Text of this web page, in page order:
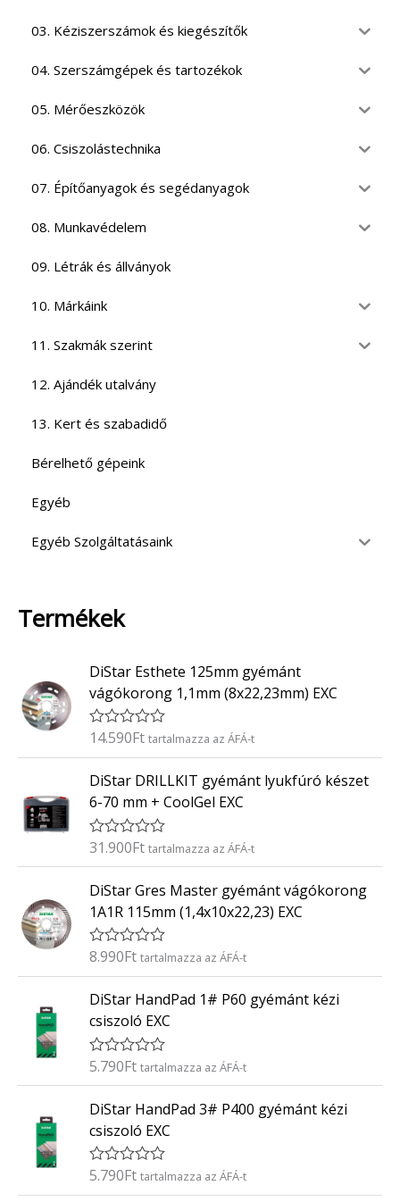
03. Kéziszerszámok és kiegészítők
04. Szerszámgépek és tartozékok
05. Mérőeszközök
06. Csiszolástechnika
07. Építőanyagok és segédanyagok
08. Munkavédelem
09. Létrák és állványok
10. Márkáink
11. Szakmák szerint
12. Ajándék utalvány
13. Kert és szabadidő
Bérelhető gépeink
Egyéb
Egyéb Szolgáltatásaink
Termékek
DiStar Esthete 125mm gyémánt
vágókorong 1,1mm (8x22,23mm) EXC
É
é
k
e
l
é
s
:
/
5
14.590Ft tartalmazza az ÁFÁ-t
DiStar DRILLKIT gyémánt lyukfúró készet
6-70 mm + CoolGel EXC
É
é
k
e
l
s
:
/
5
31.900Ft tartalmazza az ÁFÁ-t
DiStar Gres Master gyémánt vágókorong
1A1R 115mm (1,4x10x22,23) EXC
É
é
e
l
é
s
:
/
5
8.990Ft tartalmazza az ÁFÁ-t
DiStar HandPad 1# P60 gyémánt kézi
csiszoló EXC
É
é
e
l
é
s
:
5.790Ft tartalmazza az ÁFÁ-t
DiStar HandPad 3# P400 gyémánt kézi
csiszoló EXC
É
5.790Ft tartalmazza az ÁFÁ-t